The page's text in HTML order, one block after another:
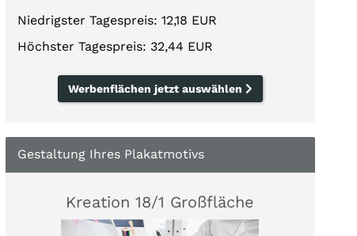
Niedrigster Tagespreis: 12,18 EUR
Höchster Tagespreis: 32,44 EUR
Werbenflächen jetzt auswählen
Gestaltung Ihres Plakatmotivs
Kreation 18/1 Großfläche